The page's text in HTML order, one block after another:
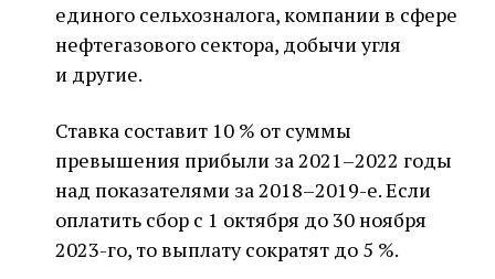
единого сельхозналога, компании в сфере
нефтегазового сектора, добычи угля
и другие.
Ставка составит 10 % от суммы
превышения прибыли за 2021–2022 годы
над показателями за 2018–2019-е. Если
оплатить сбор с 1 октября до 30 ноября
2023-го, то выплату сократят до 5 %.